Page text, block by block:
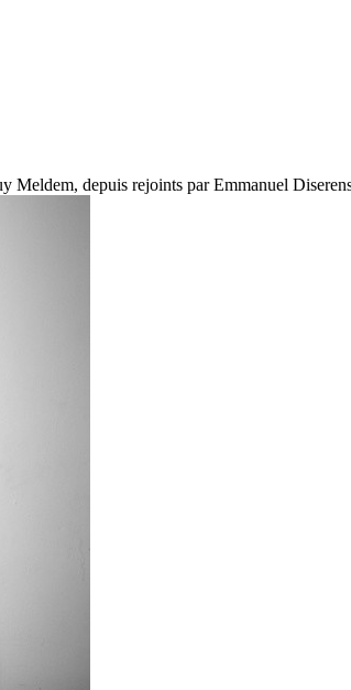
Meldem, depuis rejoints par Emmanuel